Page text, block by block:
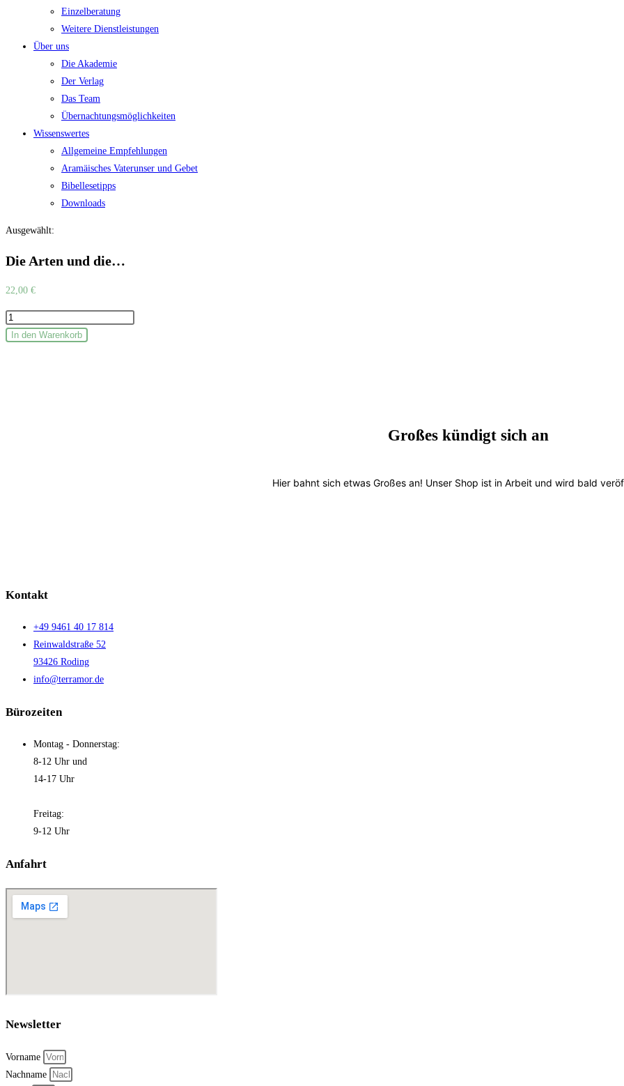
Einzelberatung
Weitere Dienstleistungen
Über uns
Die Akademie
Der Verlag
Das Team
Übernachtungsmöglichkeiten
Wissenswertes
Allgemeine Empfehlungen
Aramäisches Vaterunser und Gebet
Bibellesetipps
Downloads
Ausgewählt:
Die Arten und die…
22,00 €
Die
Arten
In den Warenkorb
Großes kündigt sich an
Hier bahnt sich etwas Großes an! Unser Shop ist in Arbeit und wird bald
Kontakt
+49 9461 40 17 814
Reinwaldstraße 52
93426 Roding
info@terramor.de
Bürozeiten
Montag - Donnerstag:
8-12 Uhr und
14-17 Uhr
Freitag:
9-12 Uhr
Anfahrt
Newsletter
Vorname
Nachname